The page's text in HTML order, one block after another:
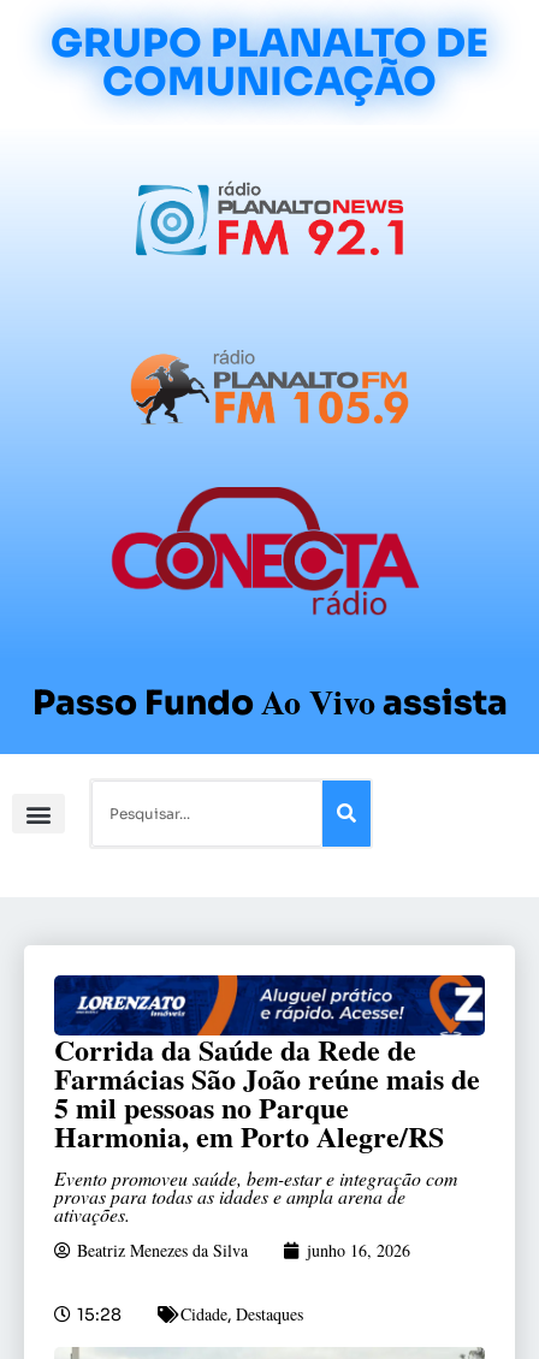
GRUPO PLANALTO DE
COMUNICAÇÃO
Passo FundoAo Vivoassista
Corrida da Saúde da Rede de
Farmácias São João reúne mais de
5 mil pessoas no Parque
Harmonia, em Porto Alegre/RS
Evento promoveu saúde, bem-estar e integração com
provas para todas as idades e ampla arena de
ativações.
Beatriz Menezes da Silva junho 16, 2026
15:28 Cidade, Destaques